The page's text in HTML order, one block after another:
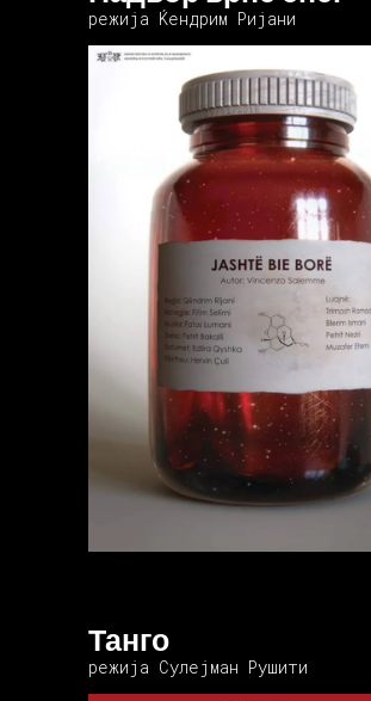
режија Ќендрим Ријани
Танго
режија Сулејман Рушити